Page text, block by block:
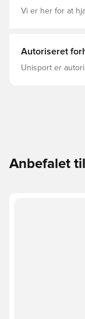
Vi er her for at
Autoriseret
Unisport er
Anbefalet